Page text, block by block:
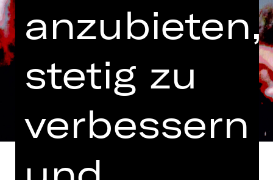
anzubieten,
stetig zu
verbessern